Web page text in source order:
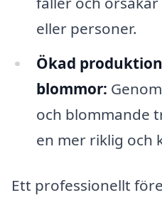
eller personer.
Ökad
blommor:
och blommande
en mer riklig och
Ett professionellt